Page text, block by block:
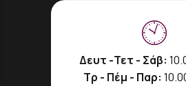
Δευτ -Τετ - Σάβ:
Τρ - Πέμ - Παρ: